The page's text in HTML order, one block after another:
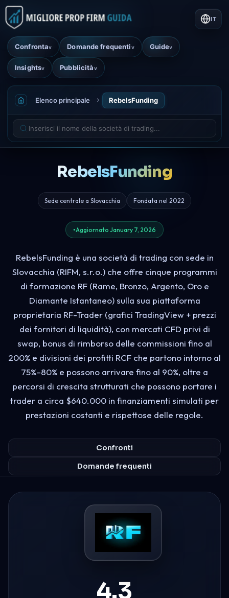
Confrontav Domande frequentiv Guidev
Insightsv Pubblicitàv
IT
Elenco principale RebelsFunding
RebelsFunding
Sede centrale a Slovacchia Fondata nel 2022
Aggiornato January 7, 2026
RebelsFunding è una società di trading con sede in
Slovacchia (RIFM, s.r.o.) che offre cinque programmi
di formazione RF (Rame, Bronzo, Argento, Oro e
Diamante Istantaneo) sulla sua piattaforma
proprietaria RF-Trader (grafici TradingView + prezzi
dei fornitori di liquidità), con mercati CFD privi di
swap, bonus di rimborso delle commissioni fino al
200% e divisioni dei profitti RCF che partono intorno al
75%–80% e possono arrivare fino al 90%, oltre a
percorsi di crescita strutturati che possono portare i
trader a circa $640.000 in finanziamenti simulati per
prestazioni costanti e rispettose delle regole.
Confronti
Domande frequenti
4.3